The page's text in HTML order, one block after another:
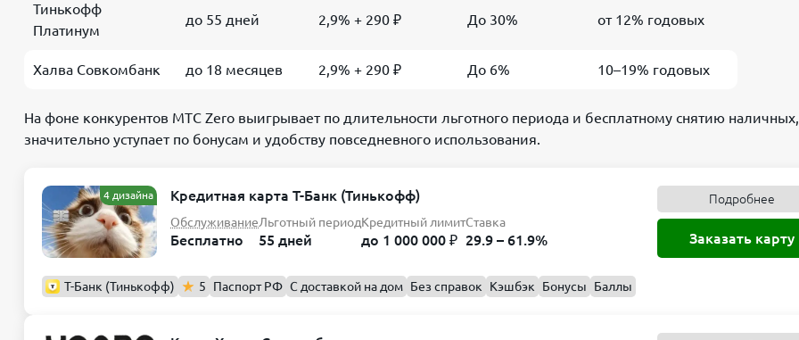
Тинькофф
Платинум
до 55 дней 2,9% + 290 ₽ До 30% от 12% годовых
Халва Совкомбанк до 18 месяцев 2,9% + 290 ₽ До 6% 10–19% годовых
На фоне конкурентов МТС Zero выигрывает по длительности льготного периода и бесплатному снятию
значительно уступает по бонусам и удобству повседневного использования.
4 дизайна Кредитная карта Т-Банк (Тинькофф)
Обслуживание
Бесплатно
Льготный период
55 дней
Кредитный лимит
до 1 000 000 ₽
Ставка
29.9 – 61.9%
Т-Банк (Тинькофф) 5 Паспорт РФ С доставкой на дом Без справок Кэшбэк Бонусы Баллы
Подробнее
Заказать карту